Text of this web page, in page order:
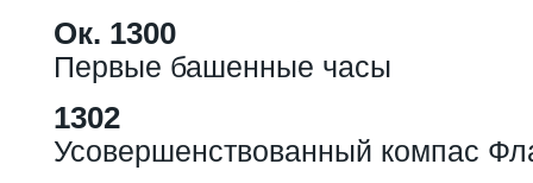
Ок. 1300
Первые башенные часы
1302
Усовершенствованный компас